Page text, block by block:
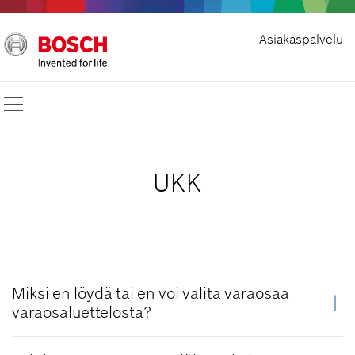
Asiakaspalvelu
UKK
Miksi en löydä tai en voi valita varaosaa
varaosaluettelosta?